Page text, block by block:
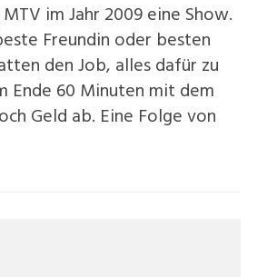
im Jahr 2009 eine Show.
Freundin oder besten
den Job, alles dafür zu
Ende 60 Minuten mit dem
Geld ab. Eine Folge von